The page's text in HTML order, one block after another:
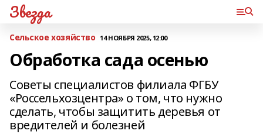
Звезда
Сельское хозяйство 14 НОЯБРЯ 2025, 12:00
Обработка сада осенью
Советы специалистов филиала ФГБУ
«Россельхозцентра» о том, что нужно
сделать, чтобы защитить деревья от
вредителей и болезней